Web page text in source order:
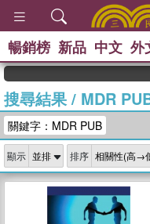
暢銷榜 新品 中文 外
搜尋結果/ MDR
關鍵字：MDR PUB
顯示 排序